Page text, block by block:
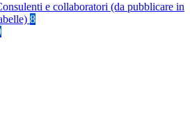
e collaboratori (da pubblicare in
8